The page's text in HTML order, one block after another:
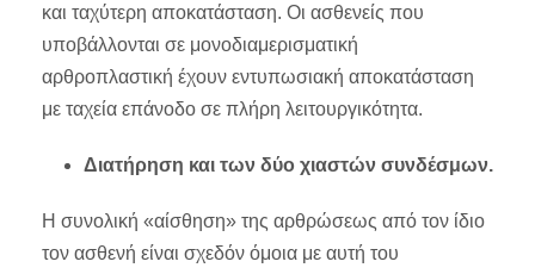
και ταχύτερη αποκατάσταση. Οι ασθενείς που
υποβάλλονται σε μονοδιαμερισματική
αρθροπλαστική έχουν εντυπωσιακή αποκατάσταση
με ταχεία επάνοδο σε πλήρη λειτουργικότητα.
Διατήρηση και των δύο χιαστών συνδέσμων.
Η συνολική «αίσθηση» της αρθρώσεως από τον ίδιο
τον ασθενή είναι σχεδόν όμοια με αυτή του